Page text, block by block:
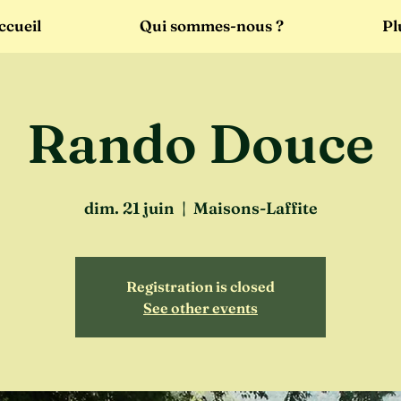
Qui sommes-nous ?
Rando Douce
dim. 21 juin
  |
Maisons-Laffite
Registration is closed
See other events